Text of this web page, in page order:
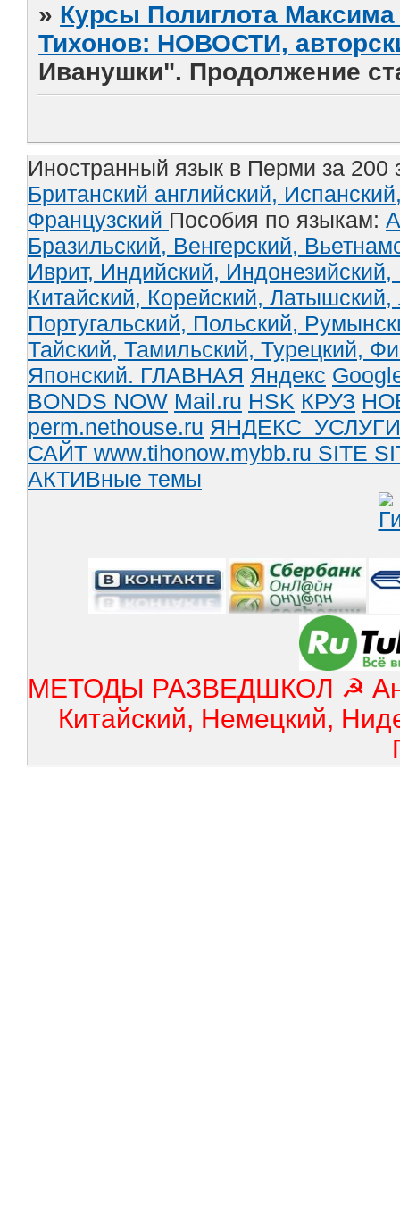
» Курсы Полиглота
Тихонов: НОВОСТИ,
Иванушки". Продолжение
Иностранный язык в Перми за 200
Британский английский,
Французский Пособия по языкам:
Бразильский, Венгерский,
Иврит, Индийский, Индонезийский,
Китайский, Корейский, Латышский,
Португальский, Польский,
Тайский, Тамильский, Турецкий,
Японский. ГЛАВНАЯ Яндекс
BONDS NOW Mail.ru HSK КРУЗ
perm.nethouse.ru ЯНДЕКС_УСЛУГИ
САЙТ www.tihonow.mybb.ru SITE
АКТИВные темы
МЕТОДЫ РАЗВЕДШКОЛ ☭
Китайский, Немецкий,